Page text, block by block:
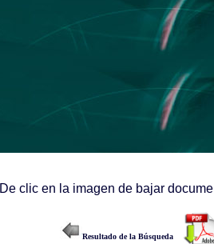
De clic en la imagen de bajar
Resultado de la Búsqueda